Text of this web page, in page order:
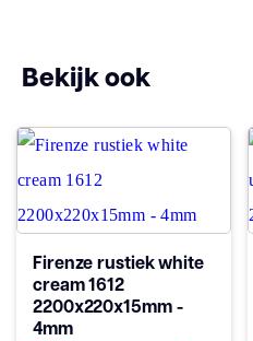
Bekijk ook
Firenze rustiek white
cream 1612
2200x220x15mm -
4mm